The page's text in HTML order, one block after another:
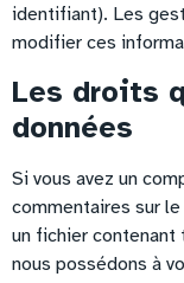
identifiant). Les
modifier ces
Les droits
données
Si vous avez un
commentaires sur
un fichier contenant
nous possédons à